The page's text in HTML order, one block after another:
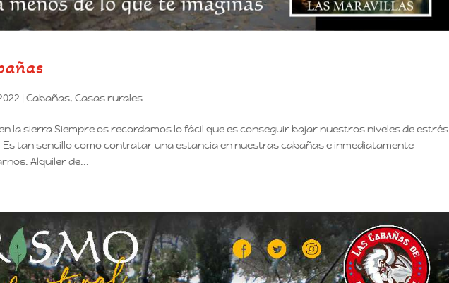
|Cabañas,Casas rurales
la sierra Siempre os recordamos lo fácil que es conseguir bajar nuestros niveles de estrés
Es tan sencillo como contratar una estancia en nuestras cabañas e inmediatamente
Alquiler de...